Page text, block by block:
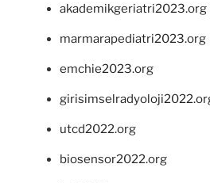
akademikgeriatri2023.org
marmarapediatri2023.org
emchie2023.org
utcd2022.org
biosensor2022.org